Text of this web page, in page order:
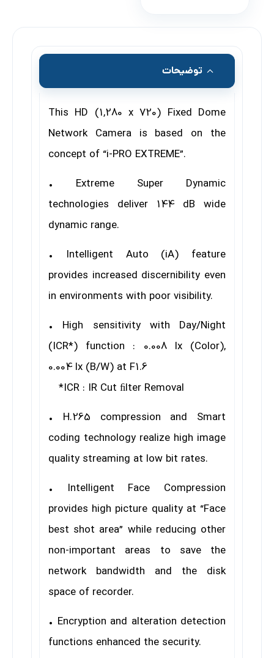
توضیحات
This HD (1,280 x 720) Fixed Dome
Network Camera is based on the
concept of “i-PRO EXTREME”.
• Extreme Super Dynamic
technologies deliver 144 dB wide
dynamic range.
• Intelligent Auto (iA) feature
provides increased discernibility even
in environments with poor visibility.
• High sensitivity with Day/Night
(ICR*) function : 0.008 lx (Color),
0.004 lx (B/W) at F1.6
*ICR : IR Cut ﬁlter Removal
• H.265 compression and Smart
coding technology realize high image
quality streaming at low bit rates.
• Intelligent Face Compression
provides high picture quality at “Face
best shot area” while reducing other
non-important areas to save the
network bandwidth and the disk
space of recorder.
• Encryption and alteration detection
functions enhanced the security.